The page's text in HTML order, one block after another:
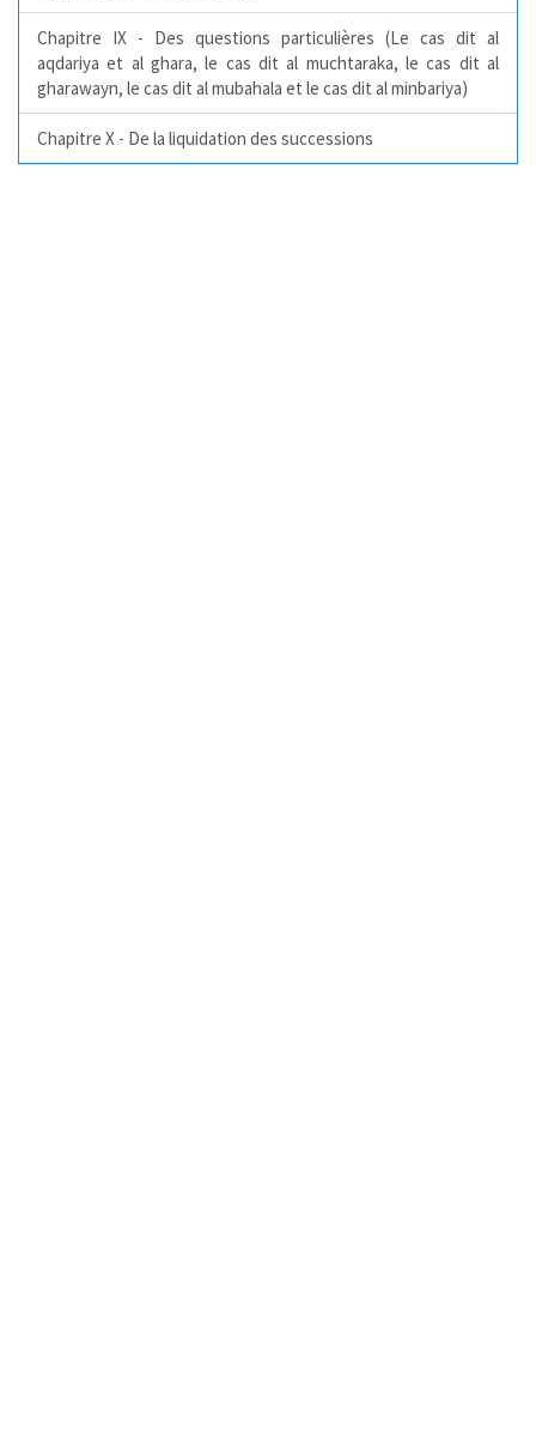
Chapitre IX - Des questions particulières (Le cas dit al
aqdariya et al ghara, le cas dit al muchtaraka, le cas dit al
gharawayn, le cas dit al mubahala et le cas dit al minbariya)
Chapitre X - De la liquidation des successions